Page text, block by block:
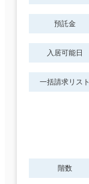
預託金
入居可能日
一括請求リスト
階数